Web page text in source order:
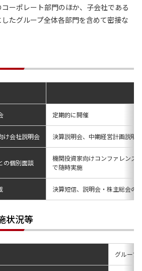
ーポレート部門のほか、子会社である
たグループ全体各部門を含めて密接な
定期的に開催
け会社説明会 決算説明会、中期経営計画説明
の個別面談
機関投資家向けコンファレンス
で随時実施
決算短信、説明会・株主総会の
状況等
グループ